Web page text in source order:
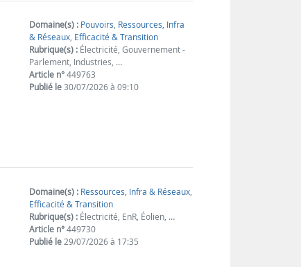
Domaine(s) : Pouvoirs, Ressources, Infra
& Réseaux, Efficacité & Transition
Rubrique(s) : Électricité, Gouvernement -
Parlement, Industries, …
Article n°449763
Publié le30/07/2026 à 09:10
Domaine(s) : Ressources, Infra & Réseaux,
Efficacité & Transition
Rubrique(s) : Électricité, EnR, Éolien, …
Article n°449730
Publié le29/07/2026 à 17:35